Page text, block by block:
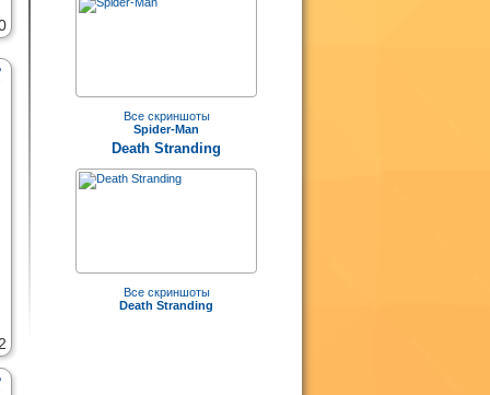
Все скриншоты
Spider-Man
Death Stranding
Все скриншоты
Death Stranding